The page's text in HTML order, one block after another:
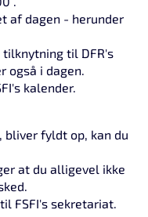
af dagen - herunder
til DFR's
også i dagen.
kalender.
bliver fyldt op, kan du
at du alligevel ikke
FSFI's sekretariat.